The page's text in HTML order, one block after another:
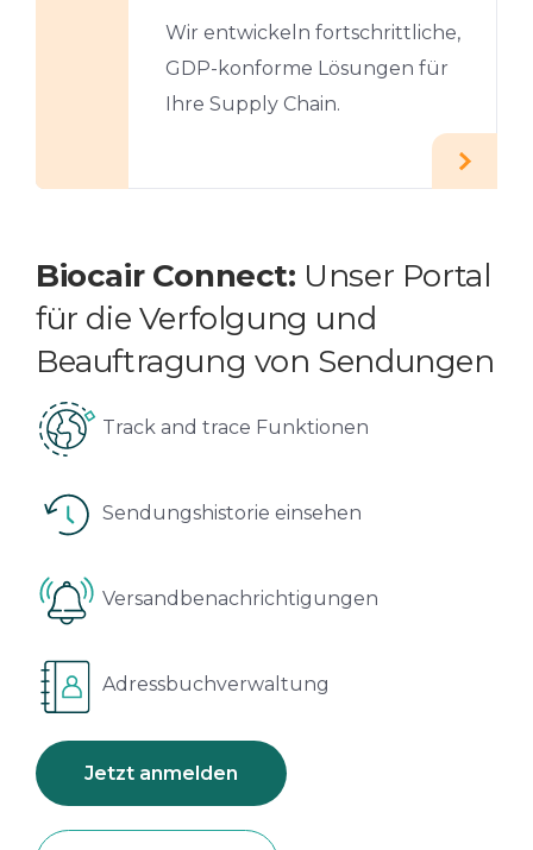
Wir entwickeln fortschrittliche,
GDP-konforme Lösungen für
Ihre Supply Chain.
Biocair Connect: Unser Portal
für die Verfolgung und
Beauftragung von Sendungen
Track and trace Funktionen
Sendungshistorie einsehen
Versandbenachrichtigungen
Adressbuchverwaltung
Jetzt anmelden